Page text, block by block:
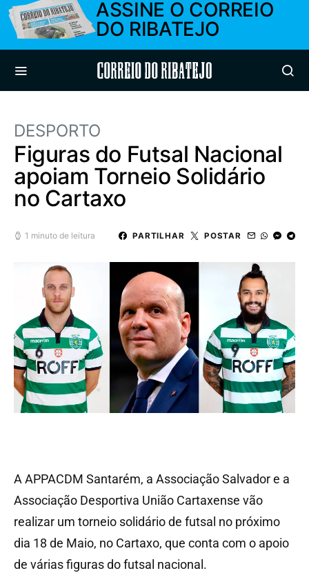
ASSINE O CORREIO
DO RIBATEJO
Correio do Ribatejo
DESPORTO
Figuras do Futsal Nacional
apoiam Torneio Solidário
no Cartaxo
1 minuto de leitura PARTILHAR POSTAR
A APPACDM Santarém, a Associação Salvador e a
Associação Desportiva União Cartaxense vão
realizar um torneio solidário de futsal no próximo
dia 18 de Maio, no Cartaxo, que conta com o apoio
de várias figuras do futsal nacional.